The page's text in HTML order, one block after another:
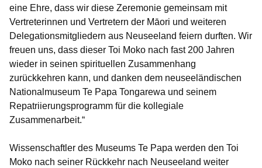
eine Ehre, dass wir diese Zeremonie gemeinsam mit
Vertreterinnen und Vertretern der Māori und weiteren
Delegationsmitgliedern aus Neuseeland feiern durften. Wir
freuen uns, dass dieser Toi Moko nach fast 200 Jahren
wieder in seinen spirituellen Zusammenhang
zurückkehren kann, und danken dem neuseeländischen
Nationalmuseum Te Papa Tongarewa und seinem
Repatriierungsprogramm für die kollegiale
Zusammenarbeit.“
Wissenschaftler des Museums Te Papa werden den Toi
Moko nach seiner Rückkehr nach Neuseeland weiter